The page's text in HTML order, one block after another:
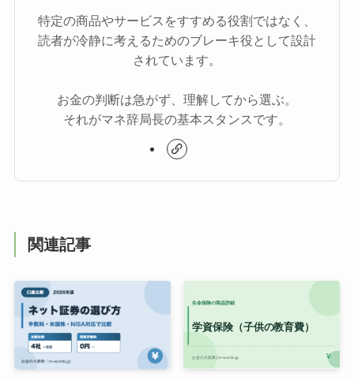
特定の商品やサービスをすすめる役割ではなく、
読者が冷静に考えるためのブレーキ役として設計
されています。
お金の判断は急がず、理解してから選ぶ。
それがマネ辞局長の基本スタンスです。
関連記事